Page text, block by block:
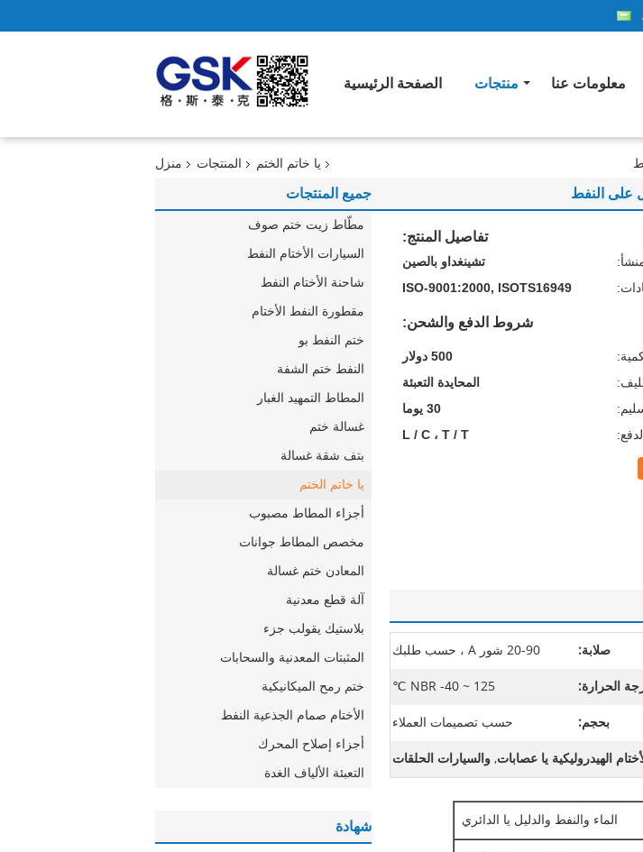
الصفحة الرئيسية منتجات معلومات عنا
منزل المنتجات يا خاتم الختم
جميع المنتجات
مطّاط زيت ختم صوف
السيارات الأختام النفط
شاحنة الأختام النفط
مقطورة النفط الأختام
ختم النفط بو
النفط ختم الشفة
المطاط التمهيد الغبار
غسالة ختم
بتف شقة غسالة
يا خاتم الختم
أجزاء المطاط مصبوب
مخصص المطاط جوانات
المعادن ختم غسالة
آلة قطع معدنية
بلاستيك يقولب جزء
المثبتات المعدنية والسحابات
ختم رمح الميكانيكية
الأختام صمام الجذعية النفط
أجزاء إصلاح المحرك
التعبئة الألياف الغدة
شهادة
تفاصيل المنتج:
تشينغداو بالصين
ISO-9001:2000, ISOTS16949
شروط الدفع والشحن:
500 دولار
المحايدة التعبئة
30 يوما
L / C ، T / T
صلابة: 20-90 شور A ، حسب طلبك
الحرارة: NBR -40 ~ 125 ℃
بحجم: حسب تصميمات العملاء
الهيدروليكية يا عصابات, والسيارات الحلقات
الماء والنفط والدليل يا الدائري